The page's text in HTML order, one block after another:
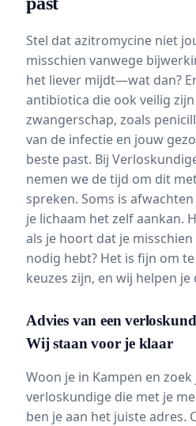
Stel dat azitromycine niet
misschien vanwege
het liever mijdt—wat dan?
antibiotica die ook veilig
zwangerschap, zoals
van de infectie en jouw
beste past. Bij
nemen we de tijd om dit
spreken. Soms is
je lichaam het zelf aankan.
als je hoort dat je
nodig hebt? Het is fijn om
keuzes zijn, en wij helpen je
Advies van een
Wij staan voor je klaar
Woon je in Kampen en zoek
verloskundige die met je
ben je aan het juiste adres.